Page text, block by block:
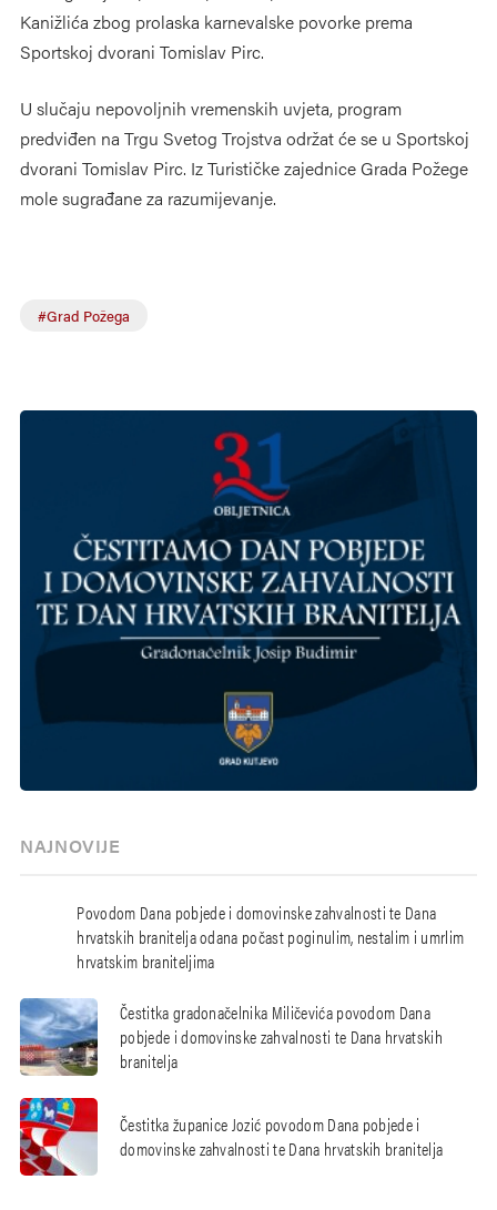
Kanižlića zbog prolaska karnevalske povorke prema
Sportskoj dvorani Tomislav Pirc.
U slučaju nepovoljnih vremenskih uvjeta, program
predviđen na Trgu Svetog Trojstva održat će se u Sportskoj
dvorani Tomislav Pirc. Iz Turističke zajednice Grada Požege
mole sugrađane za razumijevanje.
#Grad Požega
NAJNOVIJE
Povodom Dana pobjede i domovinske zahvalnosti te Dana
hrvatskih branitelja odana počast poginulim, nestalim i umrlim
hrvatskim braniteljima
Čestitka gradonačelnika Miličevića povodom Dana
pobjede i domovinske zahvalnosti te Dana hrvatskih
branitelja
Čestitka županice Jozić povodom Dana pobjede i
domovinske zahvalnosti te Dana hrvatskih branitelja